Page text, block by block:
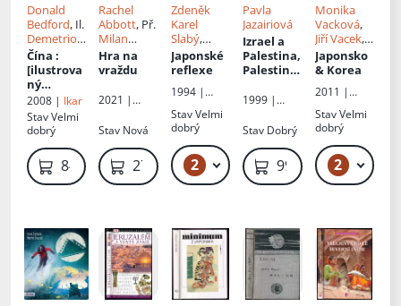
Donald
Bedford, Il.
Demetrio
Carrasco
Čína :
[ilustrova
ný
průvodce,
s kterým
nezablou
díte]
2008 | Ikar
StavVelmi
dobrý
849 Kč
Rachel
Abbott, Př.
Milan
Lžička
Hra na
vraždu
2021 |
Group
Stav Nová
279 Kč
Zdeněk
Karel
Slabý,
Zdeněk
Thoma
Japonské
reflexe
1994 |
StavVelmi
dobrý
2 89 Kč – 119 Kč
Pavla
Jazairiová
Izrael a
Palestina,
Palestina
1999 |
Stav Dobrý
99 Kč
Monika
Vacková,
Jiří Vacek,
Il.Monika
Vacková,
Japonsko
& Korea
2011 |
StavVelmi
dobrý
2